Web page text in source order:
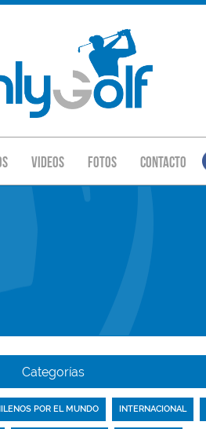
Videos Fotos Contacto
Categorías
POR EL MUNDO INTERNACIONAL